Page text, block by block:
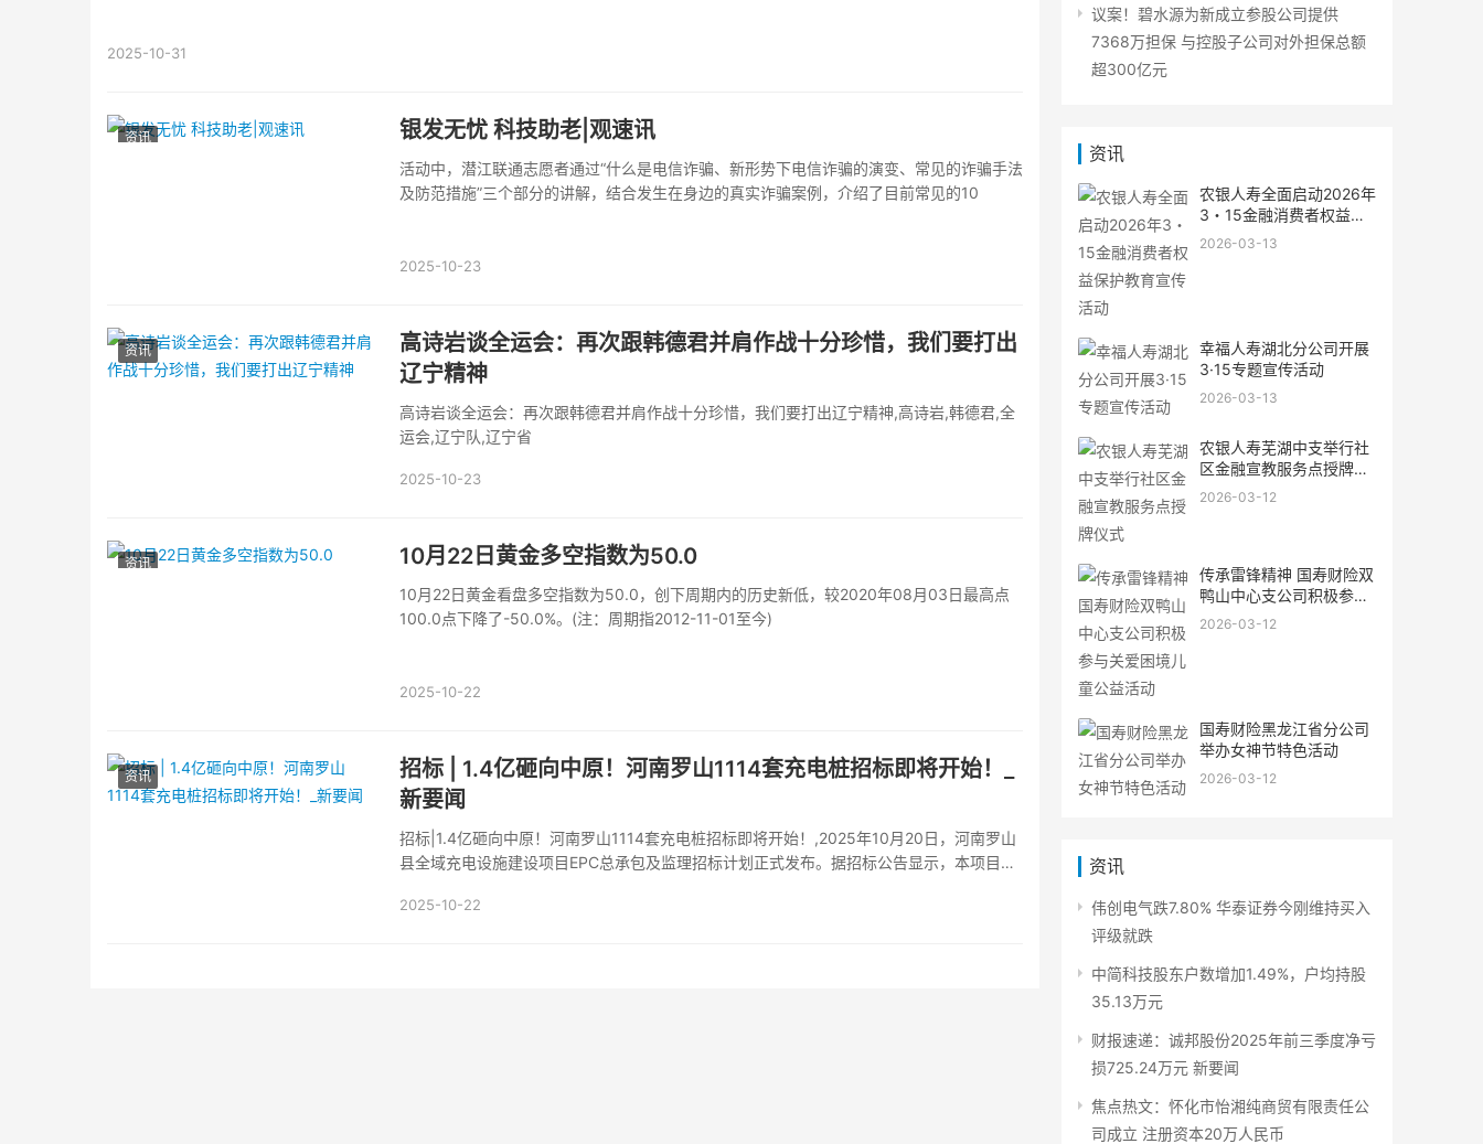
2025-10-31
资讯 银发无忧 科技助老|观速讯
活动中，潜江联通志愿者通过“什么是电信诈骗、新形势下电信诈骗的演变、常见的诈骗手法
及防范措施”三个部分的讲解，结合发生在身边的真实诈骗案例，介绍了目前常见的10
2025-10-23
资讯
高诗岩谈全运会：再次跟韩德君并肩作战十分珍惜，我们要打出
辽宁精神
高诗岩谈全运会：再次跟韩德君并肩作战十分珍惜，我们要打出辽宁精神,高诗岩,韩德君,全
运会,辽宁队,辽宁省
2025-10-23
资讯 10月22日黄金多空指数为50.0
10月22日黄金看盘多空指数为50.0，创下周期内的历史新低，较2020年08月03日最高点
100.0点下降了-50.0%。(注：周期指2012-11-01至今)
2025-10-22
资讯
招标 | 1.4亿砸向中原！河南罗山1114套充电桩招标即将开始！_
新要闻
招标|1.4亿砸向中原！河南罗山1114套充电桩招标即将开始！,2025年10月20日，河南罗山
县全域充电设施建设项目EPC总承包及监理招标计划正式发布。据招标公告显示，本项目计
2025-10-22
议案！碧水源为新成立参股公司提供
7368万担保 与控股子公司对外担保总额
超300亿元
资讯
农银人寿全面启动2026年
3・15金融消费者权益保
护教育宣传活动
2026-03-13
幸福人寿湖北分公司开展
3·15专题宣传活动
2026-03-13
农银人寿芜湖中支举行社
区金融宣教服务点授牌仪
式
2026-03-12
传承雷锋精神 国寿财险双
鸭山中心支公司积极参与
关爱困境儿童公益活动
2026-03-12
国寿财险黑龙江省分公司
举办女神节特色活动
2026-03-12
资讯
伟创电气跌7.80% 华泰证券今刚维持买入
评级就跌
中简科技股东户数增加1.49%，户均持股
35.13万元
财报速递：诚邦股份2025年前三季度净亏
损725.24万元 新要闻
焦点热文：怀化市怡湘纯商贸有限责任公
司成立 注册资本20万人民币